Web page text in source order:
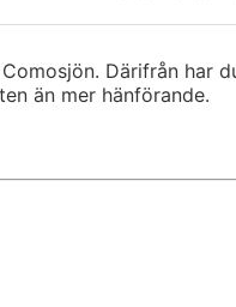
Därifrån har
än mer hänförande.